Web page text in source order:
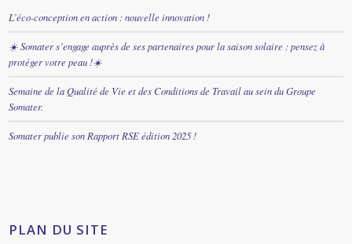
L’éco-conception en action : nouvelle innovation !
☀️ Somater s’engage auprès de ses partenaires pour la saison solaire : pensez à
protéger votre peau !☀️
Semaine de la Qualité de Vie et des Conditions de Travail au sein du Groupe
Somater.
Somater publie son Rapport RSE édition 2025 !
PLAN DU SITE